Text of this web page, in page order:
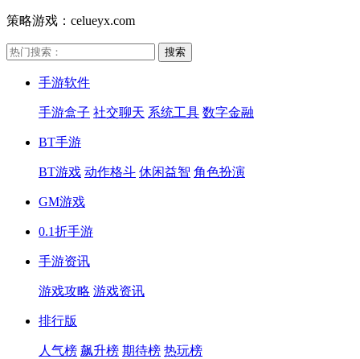
策略游戏：celueyx.com
手游软件
手游盒子 社交聊天 系统工具 数字金融
BT手游
BT游戏 动作格斗 休闲益智 角色扮演
GM游戏
0.1折手游
手游资讯
游戏攻略 游戏资讯
排行版
人气榜 飙升榜 期待榜 热玩榜